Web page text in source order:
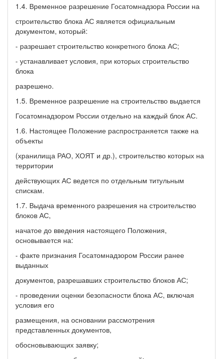
1.4. Временное разрешение Госатомнадзора России на
строительство блока АС является официальным
документом, который:
- разрешает строительство конкретного блока АС;
- устанавливает условия, при которых строительство
блока
разрешено.
1.5. Временное разрешение на строительство выдается
Госатомнадзором России отдельно на каждый блок АС.
1.6. Настоящее Положение распространяется также на
объекты
(хранилища РАО, ХОЯТ и др.), строительство которых на
территории
действующих АС ведется по отдельным титульным
спискам.
1.7. Выдача временного разрешения на строительство
блоков АС,
начатое до введения настоящего Положения,
основывается на:
- факте признания Госатомнадзором России ранее
выданных
документов, разрешавших строительство блоков АС;
- проведении оценки безопасности блока АС, включая
условия его
размещения, на основании рассмотрения
представленных документов,
обосновывающих заявку;